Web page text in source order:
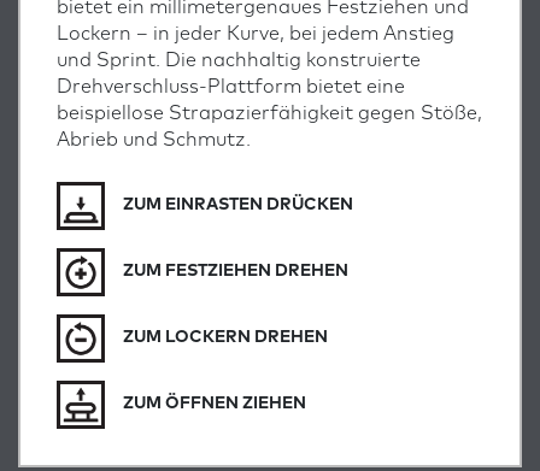
bietet ein millimetergenaues Festziehen und
Lockern – in jeder Kurve, bei jedem Anstieg
und Sprint. Die nachhaltig konstruierte
Drehverschluss-Plattform bietet eine
beispiellose Strapazierfähigkeit gegen Stöße,
Abrieb und Schmutz.
ZUM EINRASTEN DRÜCKEN
ZUM FESTZIEHEN DREHEN
ZUM LOCKERN DREHEN
ZUM ÖFFNEN ZIEHEN